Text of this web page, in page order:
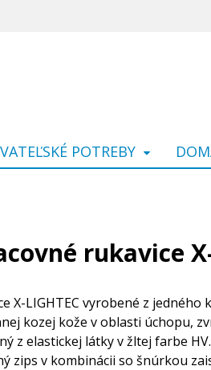
POTREBY
rukavice
X-LIGHTEC vyrobené z jedného
kozej kože v oblasti úchopu,
z elastickej látky v žltej farbe
zips v kombinácii so šnúrkou